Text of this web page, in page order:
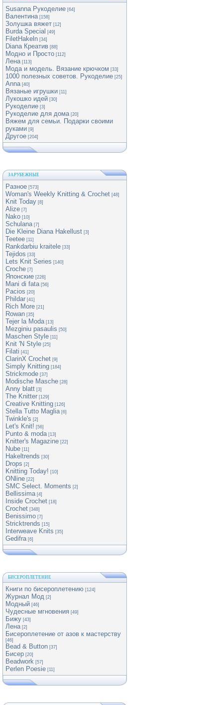
Susanna Рукоделие [64]
Валентина [158]
Золушка вяжет [12]
Burda Special [49]
FiletHakeln [34]
Diana Креатив [88]
Модно и Просто [112]
Лена [113]
Мода и модель. Вязание крючком [33]
1000 полезных советов. Рукоделие [25]
Anna [40]
Вязаные игрушки [11]
Лукошко идей [30]
Рукоделие [3]
Рукоделие для дома [20]
Вяжем для семьи. Подарки своими
руками [9]
Другое [204]
ЗАРУБЕЖНЫЕ
Разное [573]
Woman's Weekly Knitting & Crochet [48]
Knit Today [8]
Alize [7]
Nako [10]
Schulana [7]
Die Kleine Diana Hakellust [3]
Teetee [11]
Rankdarbiu kraitele [33]
Tejidos [33]
Lets Knit Series [140]
Croche [7]
Японские [226]
Mani di fata [56]
Pacios [20]
Phildar [41]
Rich More [21]
Rowan [35]
Tejer la Moda [13]
Mezginiu pasaulis [50]
Maschen Style [11]
Knit 'N Style [25]
Filati [41]
ClarinX Crochet [9]
Simply Knitting [184]
Strickmode [37]
Modische Masche [28]
Anny blatt [3]
The Knitter [129]
Creative Knitting [126]
Stella Tutto Maglia [6]
Twinkle's [2]
Let's Knit! [56]
Punto & moda [13]
Knitter's Magazine [22]
Nube [11]
Hakeltrends [30]
Drops [2]
Knitting Today! [10]
ONline [22]
SMC Select. Moments [2]
Bellissima [4]
Inside Crochet [18]
Crochet [348]
Benissimo [7]
Stricktrends [15]
Interweave Knits [35]
Gedifra [6]
БИСЕРОПЛЕТЕНИЕ
Книги по бисероплетению [124]
Журнал Мод [2]
Модный [46]
Чудесные мгновения [49]
Бижу [43]
Лена [2]
Бисероплетение от азов к мастерству
[46]
Bead & Button [37]
Бисер [20]
Beadwork [57]
Perlen Poesie [11]